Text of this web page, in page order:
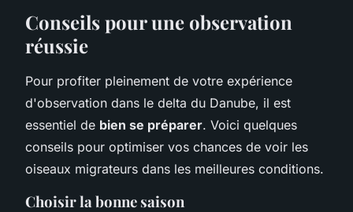
Conseils pour une observation
réussie
Pour profiter pleinement de votre expérience
d'observation dans le delta du Danube, il est
essentiel de bien se préparer. Voici quelques
conseils pour optimiser vos chances de voir les
oiseaux migrateurs dans les meilleures conditions.
Choisir la bonne saison